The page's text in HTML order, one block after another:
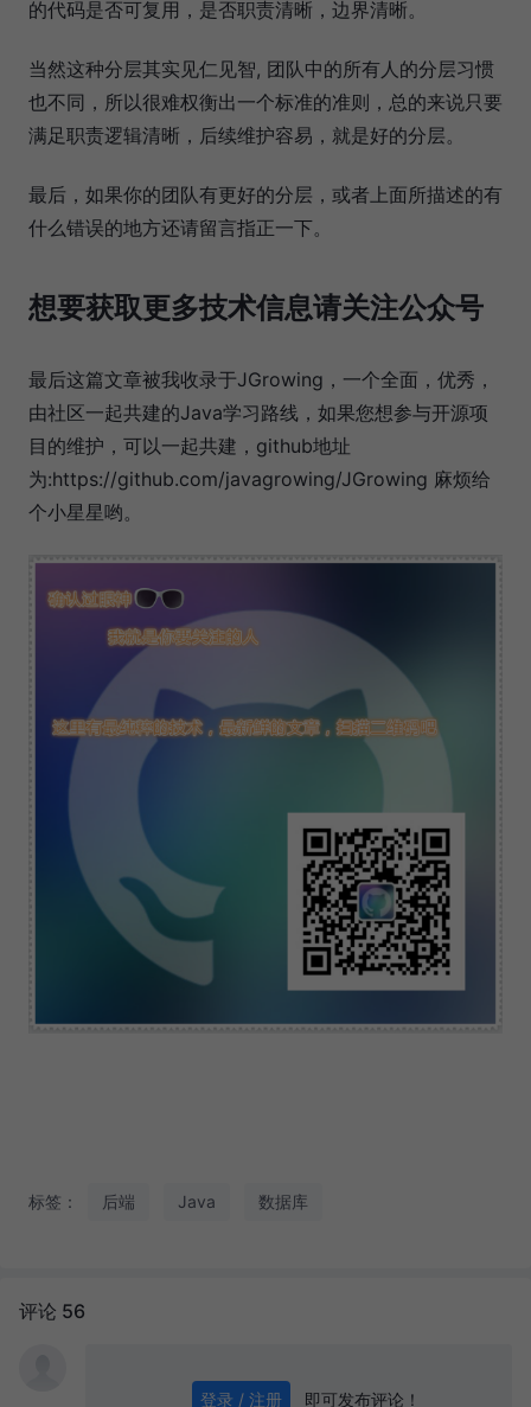
的代码是否可复用，是否职责清晰，边界清晰。
当然这种分层其实见仁见智, 团队中的所有人的分层习惯
也不同，所以很难权衡出一个标准的准则，总的来说只要
满足职责逻辑清晰，后续维护容易，就是好的分层。
最后，如果你的团队有更好的分层，或者上面所描述的有
什么错误的地方还请留言指正一下。
想要获取更多技术信息请关注公众号
最后这篇文章被我收录于JGrowing，一个全面，优秀，
由社区一起共建的Java学习路线，如果您想参与开源项
目的维护，可以一起共建，github地址
为:https://github.com/javagrowing/JGrowing 麻烦给
个小星星哟。
标签： 后端 Java 数据库
评论 56
登录 / 注册 即可发布评论！